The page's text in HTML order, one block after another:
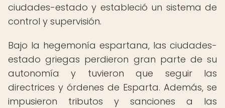
ciudades-estado y estableció un sistema de
control y supervisión.
Bajo la hegemonía espartana, las ciudades-
estado griegas perdieron gran parte de su
autonomía y tuvieron que seguir las
directrices y órdenes de Esparta. Además, se
impusieron tributos y sanciones a las